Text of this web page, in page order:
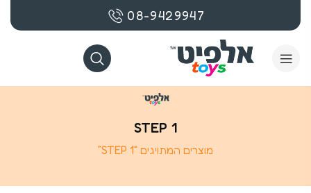
08-9429947
STEP 1
מוצרים המתויגים “STEP 1”